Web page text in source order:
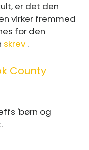
er det den
virker fremmed
for den
skrev .
County
'børn og